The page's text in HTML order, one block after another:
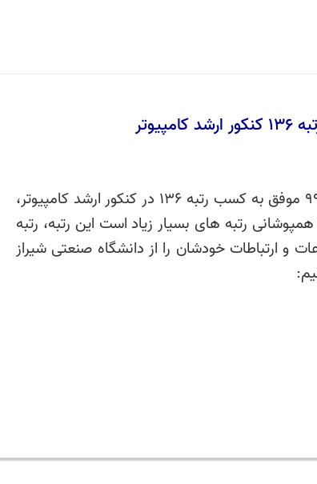
خانم فاطمه طباطبایی در کنکور ارشد کامپیوتر 99 موفق به کسب رتبه 136 در کنکور ارشد کامپیوتر،
که با توجه به اینکه در کنکور ارشد کامپیوتر 99 همپوشانی رتبه های بسیار زیاد است این رتبه، رتبه
و ارتباطات خودشان را از دانشگاه صنعتی شیراز